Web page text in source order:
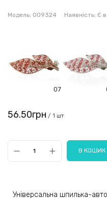
Модель: 009324 Наявність: Є
07
56.50грн / 1 шт
Універсальна шпилька-